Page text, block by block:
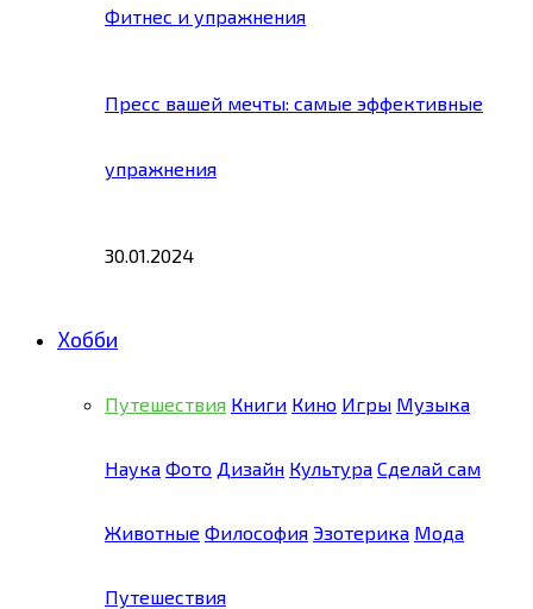
Фитнес и упражнения
Пресс вашей мечты: самые эффективные
упражнения
30.01.2024
Хобби
Путешествия Книги Кино Игры Музыка
Наука Фото Дизайн Культура Сделай сам
Животные Философия Эзотерика Мода
Путешествия